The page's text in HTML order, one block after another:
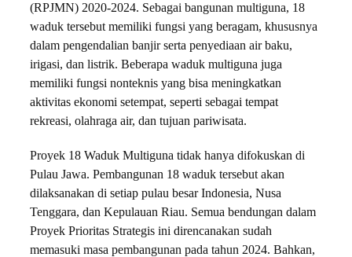
(RPJMN) 2020-2024. Sebagai bangunan multiguna, 18
waduk tersebut memiliki fungsi yang beragam, khususnya
dalam pengendalian banjir serta penyediaan air baku,
irigasi, dan listrik. Beberapa waduk multiguna juga
memiliki fungsi nonteknis yang bisa meningkatkan
aktivitas ekonomi setempat, seperti sebagai tempat
rekreasi, olahraga air, dan tujuan pariwisata.
Proyek 18 Waduk Multiguna tidak hanya difokuskan di
Pulau Jawa. Pembangunan 18 waduk tersebut akan
dilaksanakan di setiap pulau besar Indonesia, Nusa
Tenggara, dan Kepulauan Riau. Semua bendungan dalam
Proyek Prioritas Strategis ini direncanakan sudah
memasuki masa pembangunan pada tahun 2024. Bahkan,